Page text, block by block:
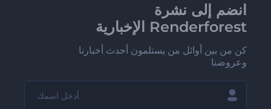
انضم إلى نشرة
Renderforest الإخبارية
كن من بين أوائل من يستلمون أحدث أخبارنا
وعروضنا